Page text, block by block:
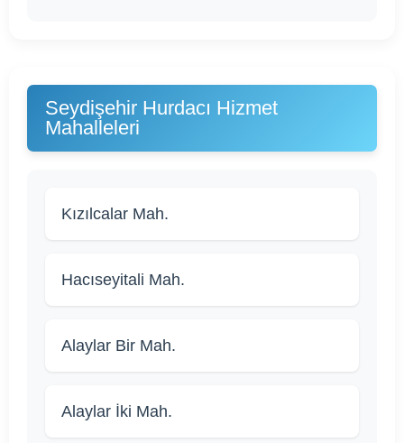
Seydişehir Hurdacı Hizmet
Mahalleleri
Kızılcalar Mah.
Hacıseyitali Mah.
Alaylar Bir Mah.
Alaylar İki Mah.